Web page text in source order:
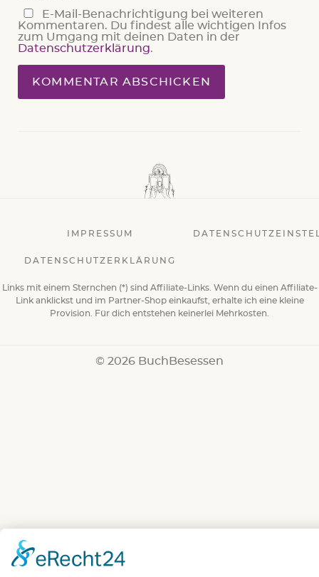
E-Mail-Benachrichtigung bei weiteren
Kommentaren. Du findest alle wichtigen Infos
zum Umgang mit deinen Daten in der
Datenschutzerklärung.
IMPRESSUM
DATENSCHUTZERKLÄRUNG
Links mit einem Sternchen (*) sind Affiliate-Links. Wenn du einen Affiliate-
Link anklickst und im Partner-Shop einkaufst, erhalte ich eine kleine
Provision. Für dich entstehen keinerlei Mehrkosten.
© 2026 BuchBesessen